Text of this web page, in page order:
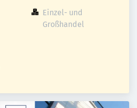
Einzel- und
Großhandel